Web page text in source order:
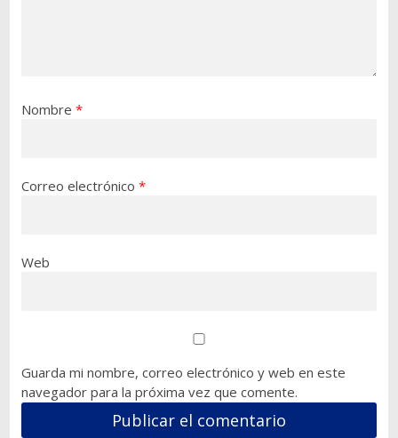
Nombre *
Correo electrónico *
Web
Guarda mi nombre, correo electrónico y web en este
navegador para la próxima vez que comente.